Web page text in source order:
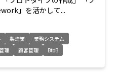
」を活かして...
製造業
業務システム
理 顧客管理 BtoB